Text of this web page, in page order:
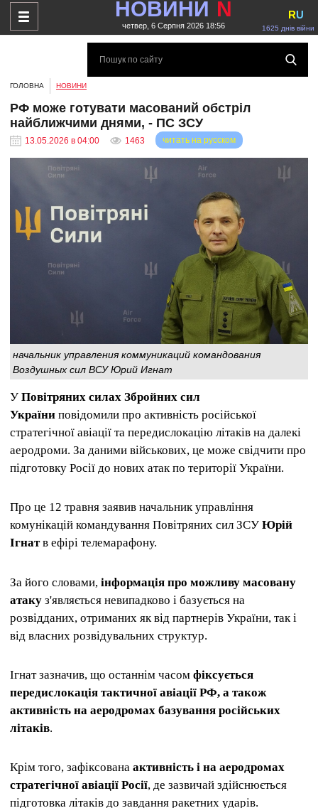
НОВИНИ N
четвер, 6 Серпня 2026 18:56 1625 днів війни
RU
ГОЛОВНА НОВИНИ
РФ може готувати масований обстріл
найближчими днями, - ПС ЗСУ
13.05.2026 в 04:00 1463 читать на русском
начальник управления коммуникаций командования
Воздушных сил ВСУ Юрий Игнат
У Повітряних силах Збройних сил
України повідомили про активність російської
стратегічної авіації та передислокацію літаків на далекі
аеродроми. За даними військових, це може свідчити про
підготовку Росії до нових атак по території України.
Про це 12 травня заявив начальник управління
комунікацій командування Повітряних сил ЗСУ Юрій
Ігнатв ефірі телемарафону.
За його словами, інформація про можливу масовану
атаку з'являється невипадково і базується на
розвідданих, отриманих як від партнерів України, так і
від власних розвідувальних структур.
Ігнат зазначив, що останнім часом фіксується
передислокація тактичної авіації РФ, а також
активність на аеродромах базування російських
літаків.
Крім того, зафіксована активність і на аеродромах
стратегічної авіації Росії, де зазвичай здійснюється
підготовка літаків до завдання ракетних ударів.